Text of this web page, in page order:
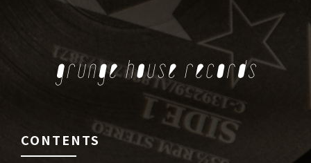
CONTENTS